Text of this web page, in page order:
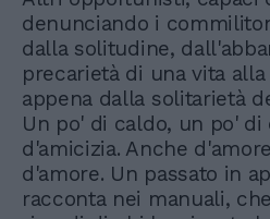
denunciando i
dalla solitudine,
precarietà di una vita
appena dalla solitarietà
Un po' di caldo, un po' di
d'amicizia. Anche
d'amore. Un passato in
racconta nei manuali,